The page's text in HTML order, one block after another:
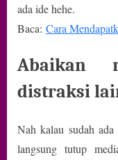
ada ide hehe.
Baca: Cara
Abaikan
distraksi
Nah kalau sudah
langsung tutup